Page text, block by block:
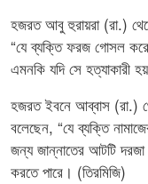
হজরত আবু হুরায়রা (রা.)
“যে ব্যক্তি ফরজ গোসল
এমনকি যদি সে হত্যাকারী
হজরত ইবনে আব্বাস (রা.)
বলেছেন, “যে ব্যক্তি
জন্য জান্নাতের আটটি
করতে পারে। (তিরমিজি)